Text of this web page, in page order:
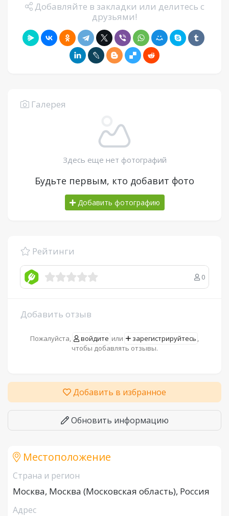
Добавляйте в закладки или делитесь с
друзьями!
Галерея
Здесь еще нет фотографий
Будьте первым, кто добавит фото
Добавить фотографию
Рейтинги
0
Добавить отзыв
Пожалуйста, войдите или зарегистрируйтесь ,
чтобы добавлять отзывы.
Добавить в избранное
Обновить информацию
Местоположение
Страна и регион
Москва, Москва (Московская область), Россия
Адрес